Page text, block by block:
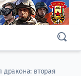
вторая